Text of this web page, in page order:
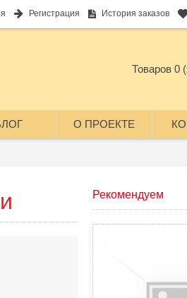
Регистрация История заказов
Товаров 0
О ПРОЕКТЕ
Рекомендуем